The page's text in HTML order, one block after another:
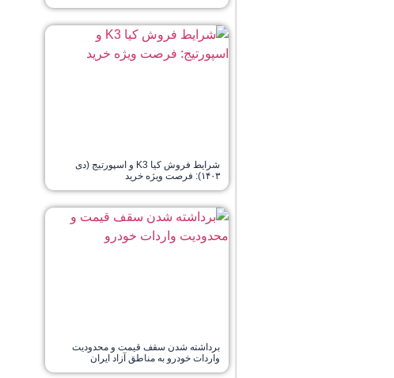
شرایط فروش کیا K3 و اسپورتیج (دی
۱۴۰۳): فرصت ویژه خرید
برداشته شدن سقف قیمت و محدودیت
واردات خودرو به مناطق آزاد ایران